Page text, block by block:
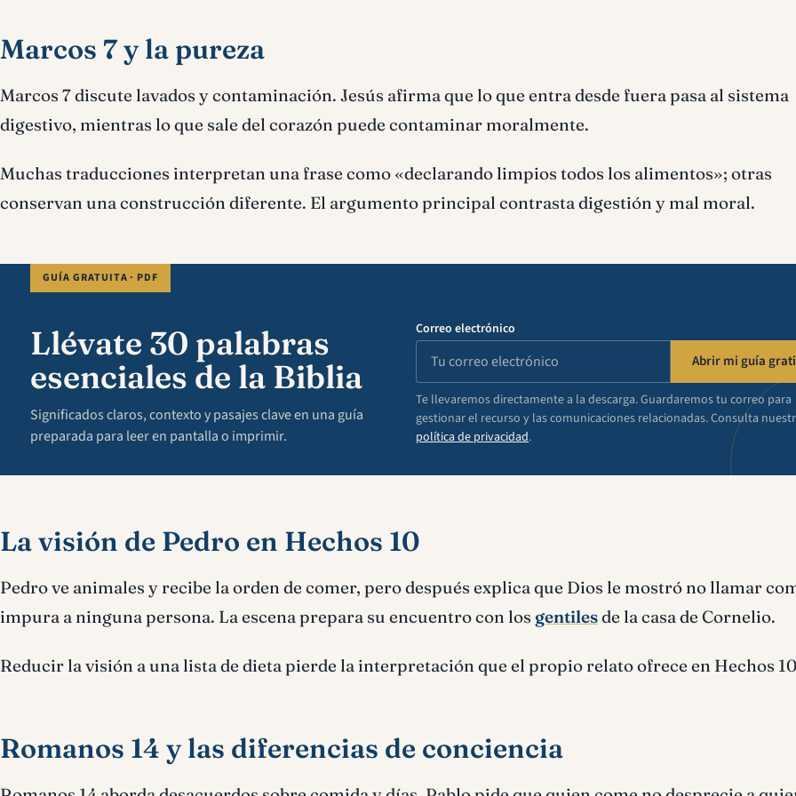
Marcos 7 y la pureza
Marcos 7 discute lavados y contaminación. Jesús afirma que lo que entra desde fuera pasa al sistema
digestivo, mientras lo que sale del corazón puede contaminar moralmente.
Muchas traducciones interpretan una frase como «declarando limpios todos los alimentos»; otras
conservan una construcción diferente. El argumento principal contrasta digestión y mal moral.
GUÍA GRATUITA · PDF
Llévate 30 palabras
esenciales de la Biblia
Significados claros, contexto y pasajes clave en una guía
preparada para leer en pantalla o imprimir.
Correo electrónico
Abrir mi guía
Te llevaremos directamente a la descarga. Guardaremos tu correo para
gestionar el recurso y las comunicaciones relacionadas. Consulta
política de privacidad.
La visión de Pedro en Hechos 10
Pedro ve animales y recibe la orden de comer, pero después explica que Dios le mostró no llamar
impura a ninguna persona. La escena prepara su encuentro con los gentilesde la casa de Cornelio.
Reducir la visión a una lista de dieta pierde la interpretación que el propio relato ofrece en Hechos
Romanos 14 y las diferencias de conciencia